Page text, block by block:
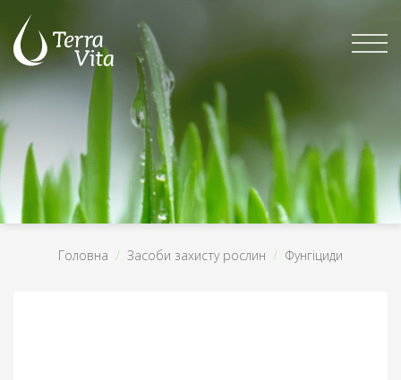
content
Головна / Засоби захисту рослин / Фунгіциди